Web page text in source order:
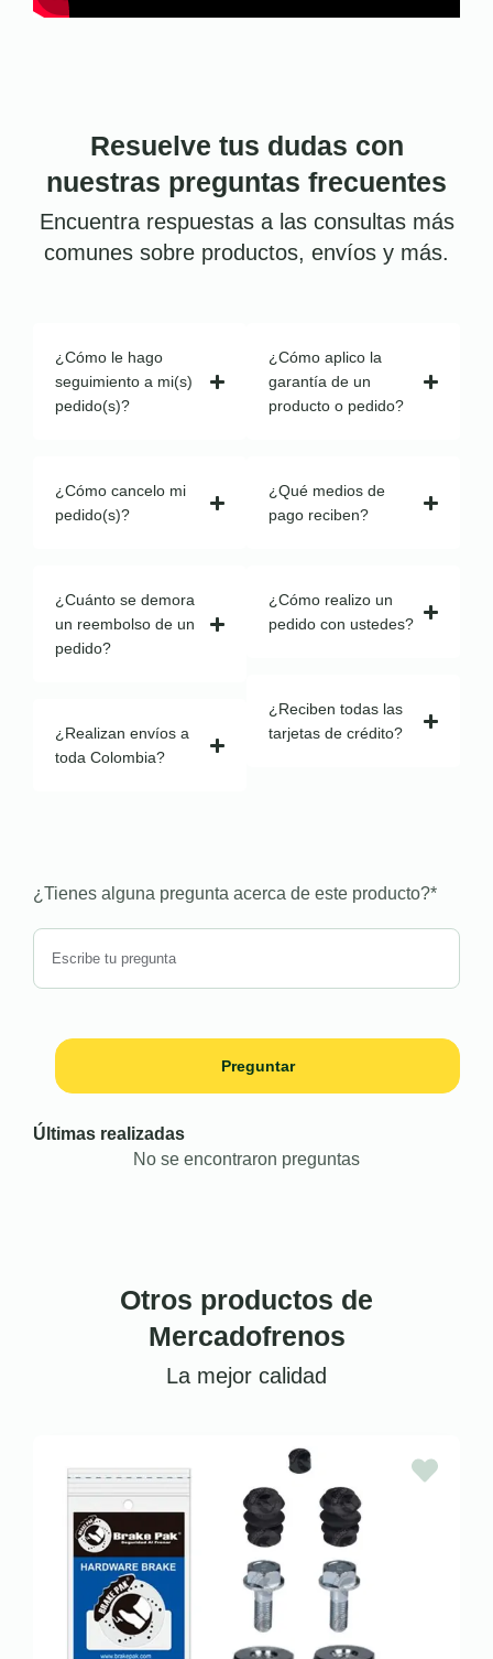
Resuelve tus dudas con
nuestras preguntas frecuentes
Encuentra respuestas a las consultas más
comunes sobre productos, envíos y más.
¿Cómo le hago
seguimiento a mi(s)
pedido(s)?
¿Cómo cancelo mi
pedido(s)?
¿Cuánto se demora
un reembolso de un
pedido?
¿Realizan envíos a
toda Colombia?
¿Cómo aplico la
garantía de un
producto o pedido?
¿Qué medios de
pago reciben?
¿Cómo realizo un
pedido con ustedes?
¿Reciben todas las
tarjetas de crédito?
¿Tienes alguna pregunta acerca de este producto?*
Preguntar
Últimas realizadas
No se encontraron preguntas
Otros productos de
Mercadofrenos
La mejor calidad